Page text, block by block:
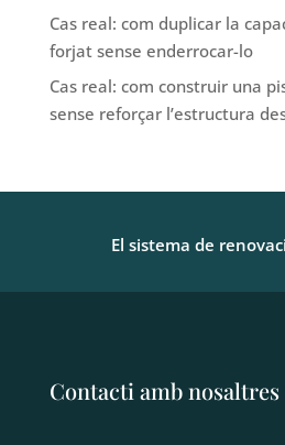
Cas real: com duplicar la
forjat sense enderrocar-lo
Cas real: com construir una
sense reforçar l’estructura
El sistema de
Contacti amb nosaltres